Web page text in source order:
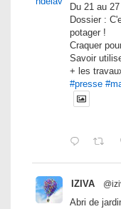
Du 21 au
Dossier :
potager !
Craquer
Savoir
+ les
#presse
IZIVA
Abri de